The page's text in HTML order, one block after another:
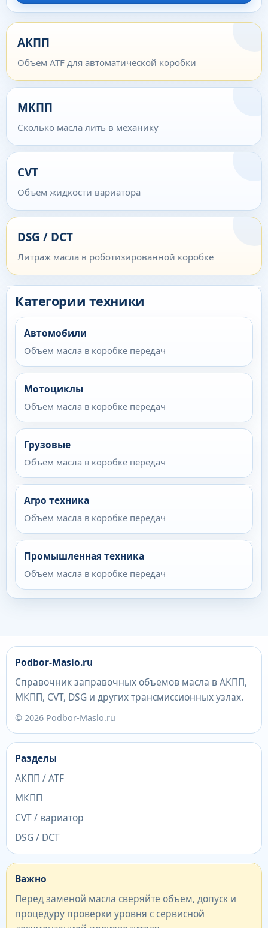
АКПП
Объем ATF для автоматической коробки
МКПП
Сколько масла лить в механику
CVT
Объем жидкости вариатора
DSG / DCT
Литраж масла в роботизированной коробке
Категории техники
Автомобили
Объем масла в коробке передач
Мотоциклы
Объем масла в коробке передач
Грузовые
Объем масла в коробке передач
Агро техника
Объем масла в коробке передач
Промышленная техника
Объем масла в коробке передач
Podbor-Maslo.ru
Справочник заправочных объемов масла в АКПП,
МКПП, CVT, DSG и других трансмиссионных узлах.
© 2026 Podbor-Maslo.ru
Разделы
АКПП / ATF
МКПП
CVT / вариатор
DSG / DCT
Важно
Перед заменой масла сверяйте объем, допуск и
процедуру проверки уровня с сервисной